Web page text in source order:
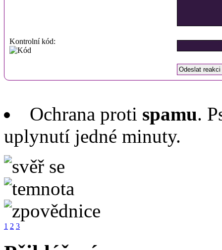
Kontrolní kód:
Ochrana proti spamu.
uplynutí jedné minuty.
1 2 3